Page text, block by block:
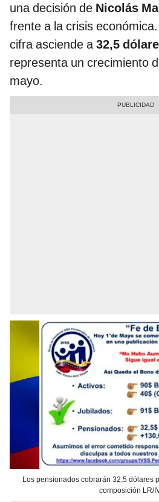
una decisión de Nicolás
frente a la crisis
cifra asciende a32,5
representa un crecimiento
mayo.
Los pensionados cobrarán 32,5 dólares
composición LR/